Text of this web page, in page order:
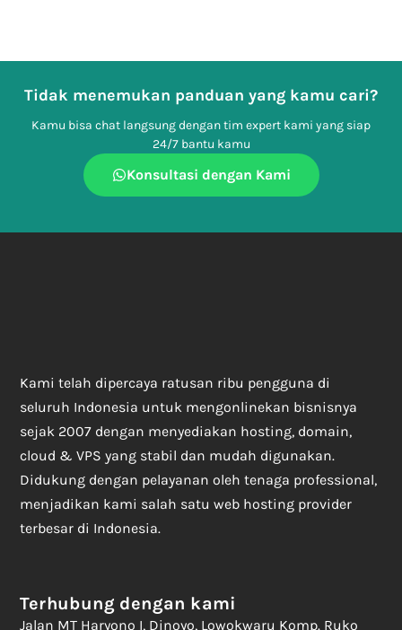
Tidak menemukan panduan yang kamu cari?
Kamu bisa chat langsung dengan tim expert kami yang siap
24/7 bantu kamu
Konsultasi dengan Kami
Kami telah dipercaya ratusan ribu pengguna di
seluruh Indonesia untuk mengonlinekan bisnisnya
sejak 2007 dengan menyediakan hosting, domain,
cloud & VPS yang stabil dan mudah digunakan.
Didukung dengan pelayanan oleh tenaga professional,
menjadikan kami salah satu web hosting provider
terbesar di Indonesia.
Terhubung dengan kami
Jalan MT Haryono I, Dinoyo, Lowokwaru Komp. Ruko